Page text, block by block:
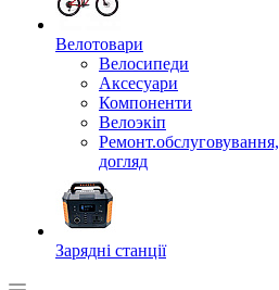
Велотовари
Велосипеди
Аксесуари
Компоненти
Велоэкіп
Ремонт.обслуговування,
догляд
Зарядні станції